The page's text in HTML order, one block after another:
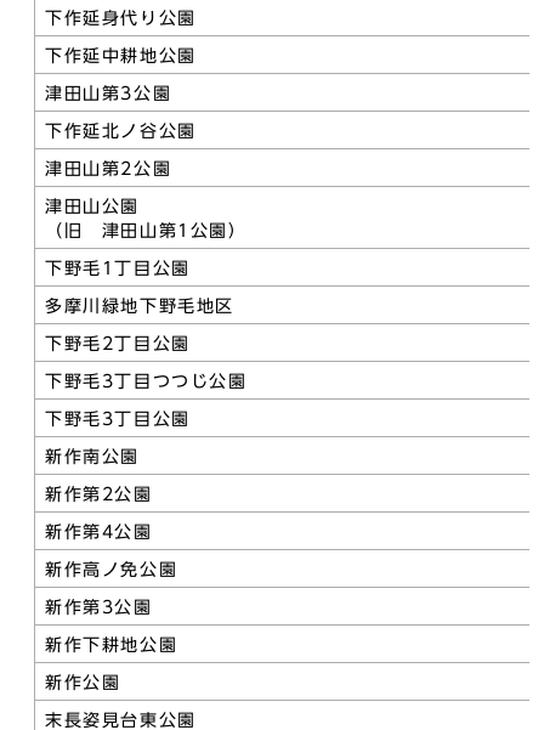
下作延身代り公園
下作延中耕地公園
津田山第3公園
下作延北ノ谷公園
津田山第2公園
津田山公園
（旧 津田山第1公園）
下野毛1丁目公園
多摩川緑地下野毛地区
下野毛2丁目公園
下野毛3丁目つつじ公園
下野毛3丁目公園
新作南公園
新作第2公園
新作第4公園
新作高ノ免公園
新作第3公園
新作下耕地公園
新作公園
末長姿見台東公園